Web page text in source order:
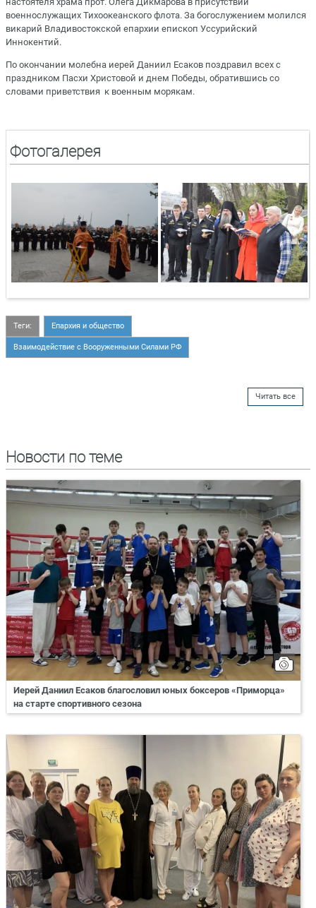
военнослужащих Тихоокеанского флота. За богослужением молился
викарий Владивостокской епархии епископ Уссурийский
Иннокентий.
По окончании молебна иерей Даниил Есаков поздравил всех с
праздником Пасхи Христовой и днем Победы, обратившись со
словами приветствия к военным морякам.
Фотогалерея
Теги: Епархия и общество
Взаимодействие с Вооруженными Силами РФ
Читать все
Новости по теме
Иерей Даниил Есаков благословил юных боксеров «Приморца»
на старте спортивного сезона